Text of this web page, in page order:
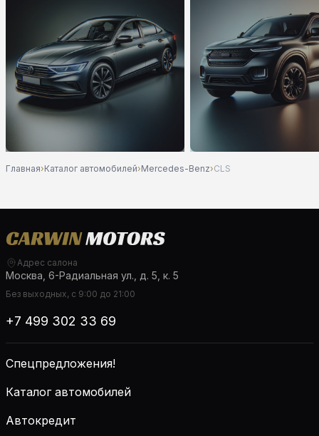
Главная›Каталог автомобилей›Mercedes-Benz›CLS
Адрес салона
Москва, 6-Радиальная ул., д. 5, к. 5
Без выходных, с 9:00 до 21:00
+7 499 302 33 69
Спецпредложения!
Каталог автомобилей
Автокредит